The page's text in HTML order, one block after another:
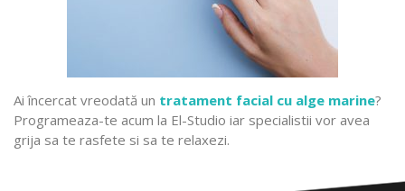
Ai încercat vreodată un tratament facial cu alge marine?
Programeaza-te acum la El-Studio iar specialistii vor avea
grija sa te rasfete si sa te relaxezi.